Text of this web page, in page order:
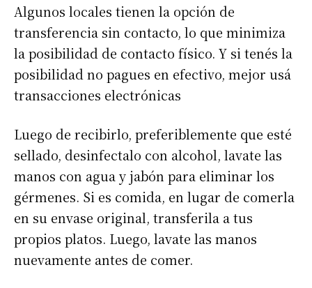
Algunos locales tienen la opción de
transferencia sin contacto, lo que minimiza
la posibilidad de contacto físico. Y si tenés la
posibilidad no pagues en efectivo, mejor usá
transacciones electrónicas
Luego de recibirlo, preferiblemente que esté
sellado, desinfectalo con alcohol, lavate las
manos con agua y jabón para eliminar los
gérmenes. Si es comida, en lugar de comerla
en su envase original, transferila a tus
propios platos. Luego, lavate las manos
nuevamente antes de comer.